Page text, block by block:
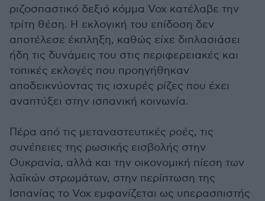
ριζοσπαστικό δεξιό κόμμα Vox κατέλαβε την
τρίτη θέση. Η εκλογική του επίδοση δεν
αποτέλεσε έκπληξη, καθώς είχε διπλασιάσει
ήδη τις δυνάμεις του στις περιφερειακές και
τοπικές εκλογές που προηγήθηκαν
αποδεικνύοντας τις ισχυρές ρίζες που έχει
αναπτύξει στην ισπανική κοινωνία.
Πέρα από τις μεταναστευτικές ροές, τις
συνέπειες της ρωσικής εισβολής στην
Ουκρανία, αλλά και την οικονομική πίεση των
λαϊκών στρωμάτων, στην περίπτωση της
Ισπανίας το Vox εμφανίζεται ως υπερασπιστής